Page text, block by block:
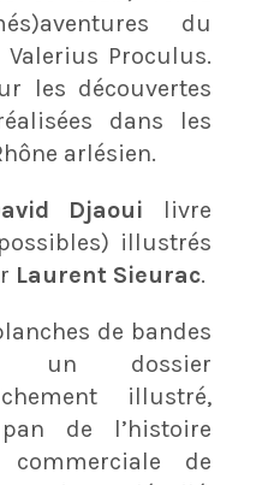
du
Proculus.
les découvertes
dans les
arlésien.
Djaoui livre
illustrés
Laurent Sieurac.
de bandes
un dossier
illustré,
de l’histoire
de